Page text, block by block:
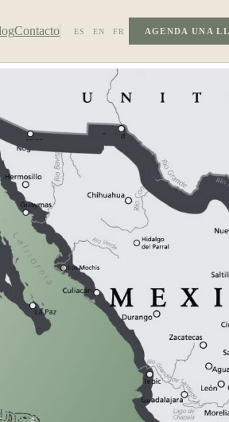
Contacto ES EN FR AGENDA UNA